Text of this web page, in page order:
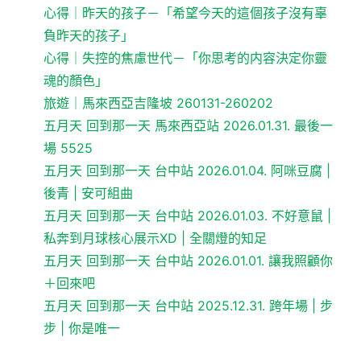
心得｜昨天的孩子－「希望今天的這個孩子沒有辜
負昨天的孩子」
心得｜失控的焦慮世代－「你思考的内容決定你靈
魂的顏色」
旅遊｜馬來西亞吉隆坡 260131-260202
五月天 回到那一天 馬來西亞站 2026.01.31. 最後一
場 5525
五月天 回到那一天 台中站 2026.01.04. 阿咪豆腐 |
後青 | 安可組曲
五月天 回到那一天 台中站 2026.01.03. 不好意鼠 |
私奔到月球核心展示XD | 全關燈的知足
五月天 回到那一天 台中站 2026.01.01. 讓我照顧你
＋回來吧
五月天 回到那一天 台中站 2025.12.31. 跨年場 | 步
步 | 你是唯一